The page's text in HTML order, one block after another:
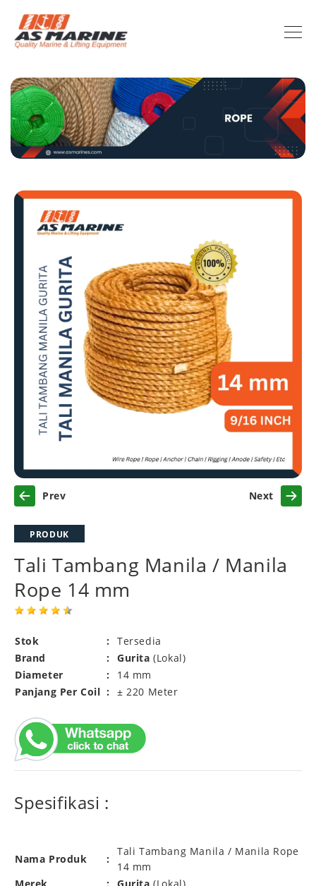
Previous Next
PRODUK
Tali Tambang Manila / Manila
Rope 14 mm
Stok :
Tersedia
Brand
: Gurita (Lokal)
Diameter
:
14 mm
Panjang Per Coil : ± 220 Meter
Spesifikasi :
Nama Produk :
Tali Tambang Manila / Manila Rope
14 mm